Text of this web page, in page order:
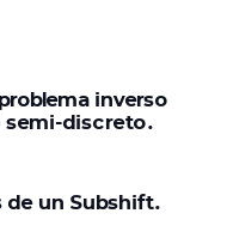
inverso
semi-discreto.
de un Subshift.